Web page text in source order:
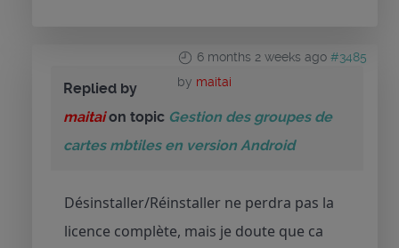
6 months 2 weeks ago #3485
by maitai
Replied by
maitaion topic Gestion des groupes de
cartes mbtiles en version Android
Désinstaller/Réinstaller ne perdra pas la
licence complète, mais je doute que ca